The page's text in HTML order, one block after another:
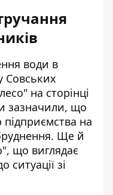
води в
Совських
на сторінці
зазначили, що
підприємства на
Ще й
що виглядає
зі